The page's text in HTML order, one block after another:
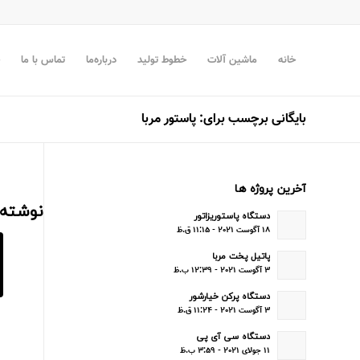
خانه ماشین آلات خطوط تولید درباره‌ما تماس با ما
بایگانی برچسب برای: پاستور مربا
آخرین پروژه ها
دستگاه پاستوریزاتور
۱۸ آگوست ۲۰۲۱ - ۱۱:۱۵ ق.ظ
پاتیل پخت مربا
۳ آگوست ۲۰۲۱ - ۱۲:۳۹ ب.ظ
دستگاه پرکن خیارشور
۳ آگوست ۲۰۲۱ - ۱۱:۲۴ ق.ظ
دستگاه سی آی پی
۱۱ جولای ۲۰۲۱ - ۳:۵۹ ب.ظ